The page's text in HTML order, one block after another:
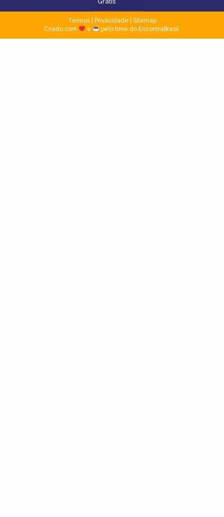
Termos| Privacidade
Sitemap
Criado com
e pelo time do EncontraBrasil